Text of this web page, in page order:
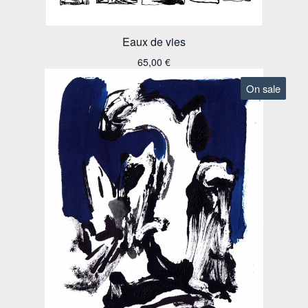
Eaux de vies
65,00 €
On sale